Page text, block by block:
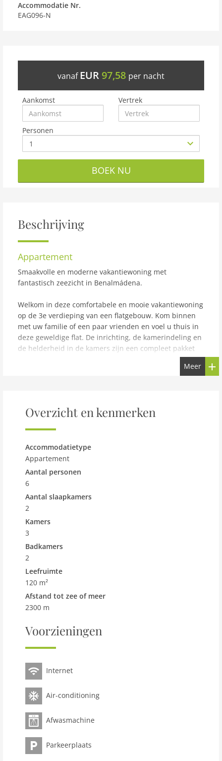
Accommodatie Nr.
EAG096-N
vanafEUR 97,58 per nacht
Aankomst Vertrek
Personen
BOEK NU
Beschrijving
Appartement
Smaakvolle en moderne vakantiewoning met
fantastisch zeezicht in Benalmádena.
Welkom in deze comfortabele en mooie vakantiewoning
op de 3e verdieping van een flatgebouw. Kom binnen
met uw familie of een paar vrienden en voel u thuis in
deze geweldige flat. De inrichting, de kamerindeling en
de helderheid in de kamers zijn een compleet pakket
dat u niet wilt missen tijdens uw vakantie. Bijzonder is
het ruime balkon, waar u echt kunt genieten. Eet hier
langs het strand en spring in de prachtige zee. Voor
alle leeftijden is een ritje met de kabelbaan de berg
Calamorro op de moeite waard. Vanaf hier heb je
waarschijnlijk het beste uitzicht van de hele Costa del
valkeniersdemonstraties bekijken of de wandelpaden
door de bergen volgen.
Veel plezier aan de zonnige kust van Andalusië!
Meer
Overzicht en kenmerken
Accommodatietype
Appartement
Aantal personen
6
Aantal slaapkamers
2
Kamers
3
Badkamers
2
Leefruimte
120 m²
Afstand tot zee of meer
2300 m
Voorzieningen
Internet
Air-conditioning
Afwasmachine
Parkeerplaats